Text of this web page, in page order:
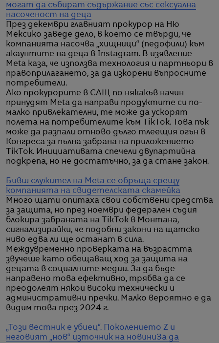
могат да събират съдържание със сексуална
насоченост на деца
През декември главният прокурор на Ню
Мексико заведе дело, в което се твърди, че
компанията насочва „хищници“ (педофили) към
акаунтите на деца в Instagram. В изявление
Meta каза, че използва технология и партньори в
правоприлагането, за да изкорени въпросните
потребители.
Ако прокурорите в САЩ по някакъв начин
принудят Meta да направи продуктите си по-
малко привлекателни, те може да ускорят
полета на потребителите към TikTok. Това пък
може да разпали отново дълго тлеещия огън в
Конгреса за пълна забрана на приложението
TikTok. Инициативата спечели двупартийна
подкрепа, но не достатъчно, за да стане закон.
Бивш служител на Meta се обръща срещу
компанията на свидетелската скамейка
Много щати опитаха свои собствени средства
за защита, но през ноември федерален съдия
блокира забраната на TikTok в Монтана,
сигнализирайки, че подобни закони на щатско
ниво едва ли ще останат в сила.
Междувременно проверката на възрастта
звучеше като обещаващ ход за защита на
децата в социалните медии. За да бъде
направено това ефективно, трябва да се
преодолеят някои високи технически и
административни пречки. Малко вероятно е да
видим това през 2024 г.
„Този вестник е убиец“. Поколението Z и
неговият „нов“ източник на новиниЗа да